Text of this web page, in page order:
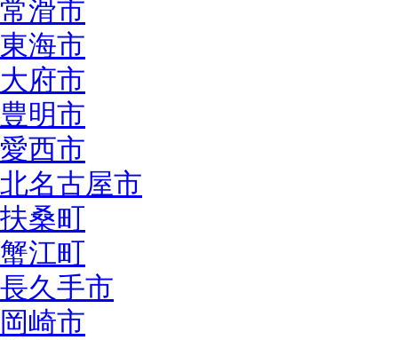
常滑市
東海市
大府市
豊明市
愛西市
北名古屋市
扶桑町
蟹江町
長久手市
岡崎市